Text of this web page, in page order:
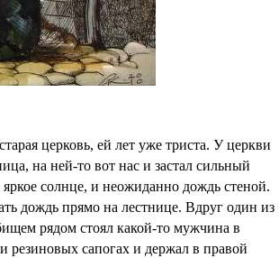
церковь, ей лет уже триста. У церкви
на ней-то вот нас и застал сильный
солнце, и неожиданно дождь стеной.
дождь прямо на лестнице. Вдруг один из
рядом стоял какой-то мужчина в
сапогах и держал в правой